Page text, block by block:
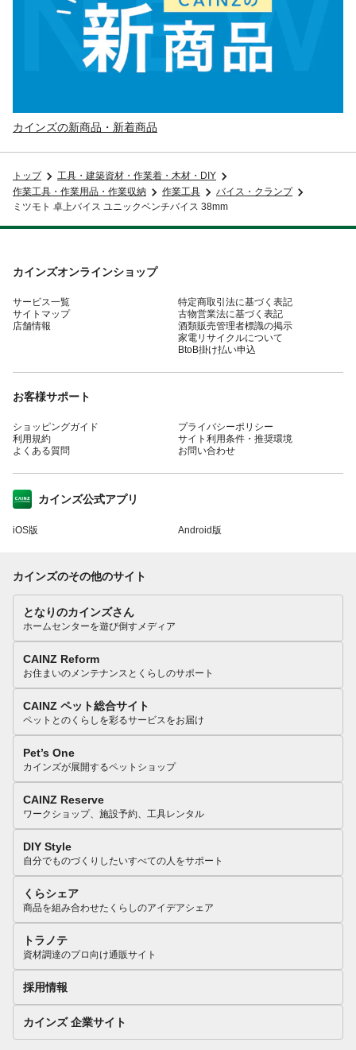
カインズの新商品・新着商品
トップ
工具・建築資材・作業着・木材・DIY
作業工具・作業用品・作業収納
作業工具
バイス・クランプ
ミツモト 卓上バイス ユニックベンチバイス 38mm
カインズオンラインショップ
サービス一覧
サイトマップ
店舗情報
特定商取引法に基づく表記
古物営業法に基づく表記
酒類販売管理者標識の掲示
家電リサイクルについて
BtoB掛け払い申込
お客様サポート
ショッピングガイド
利用規約
よくある質問
プライバシーポリシー
サイト利用条件・推奨環境
お問い合わせ
カインズ公式アプリ
iOS版 Android版
カインズのその他のサイト
となりのカインズさん
ホームセンターを遊び倒すメディア
CAINZ Reform
お住まいのメンテナンスとくらしのサポート
CAINZ ペット総合サイト
ペットとのくらしを彩るサービスをお届け
Pet’s One
カインズが展開するペットショップ
CAINZ Reserve
ワークショップ、施設予約、工具レンタル
DIY Style
自分でものづくりしたいすべての人をサポート
くらシェア
商品を組み合わせたくらしのアイデアシェア
トラノテ
資材調達のプロ向け通販サイト
採用情報
カインズ 企業サイト